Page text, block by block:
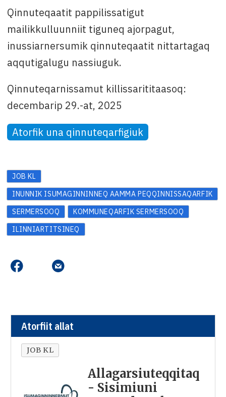
Qinnuteqaatit pappilissatigut
mailikkulluunniit tiguneq ajorpagut,
inussiarnersumik qinnuteqaatit nittartagaq
aqqutigalugu nassiuguk.
Qinnuteqarnissamut killissarititaasoq:
decembarip 29.-at, 2025
Atorfik una qinnuteqarfigiuk
JOB KL
INUNNIK ISUMAGINNINNEQ AAMMA PEQQINNISSAQARFIK
SERMERSOOQ
KOMMUNEQARFIK SERMERSOOQ
ILINNIARTITSINEQ
Atorfiit allat
JOB KL
Allagarsiuteqqitaq
- Sisimiuni